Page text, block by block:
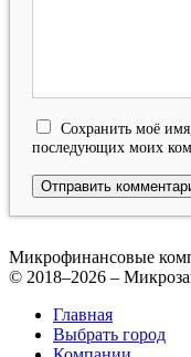
Сохранить моё
последующих моих
Микрофинансовые
© 2018–2026 –
Главная
Выбрать город